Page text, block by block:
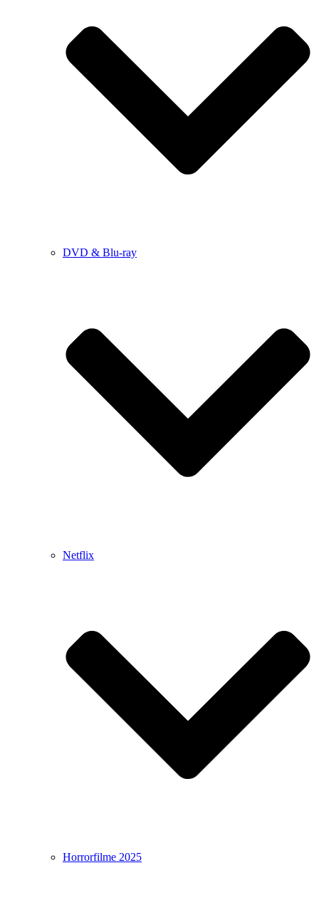
DVD & Blu-ray
Netflix
Horrorfilme 2025